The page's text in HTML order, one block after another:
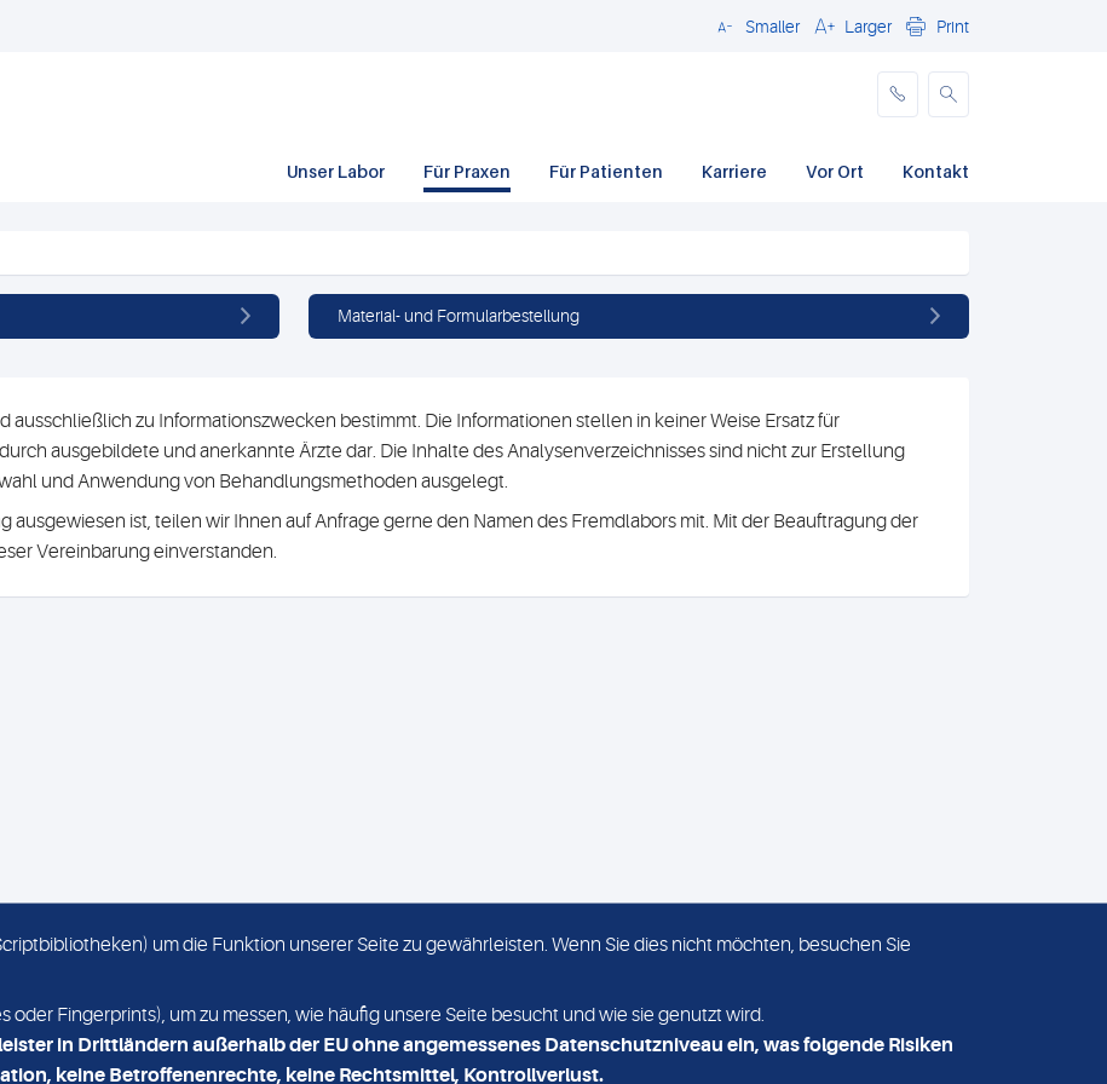
SchließenSmaller Larger Print
Unser Labor Für Praxen Für Patienten Karriere Vor Ort Kontakt
Material- und Formularbestellung
ausschließlich zu Informationszwecken bestimmt. Die Informationen stellen in keiner Weise Ersatz für
ausgebildete und anerkannte Ärzte dar. Die Inhalte des Analysenverzeichnisses sind nicht zur Erstellung
und Anwendung von Behandlungsmethoden ausgelegt.
ausgewiesen ist, teilen wir Ihnen auf Anfrage gerne den Namen des Fremdlabors mit. Mit der Beauftragung der
Vereinbarung einverstanden.
MVZ Medizinisches Labor
Nord MLN GmbH
um die Funktion unserer Seite zu gewährleisten. Wenn Sie dies nicht möchten, besuchen Sie
oder Fingerprints), um zu messen, wie häufig unsere Seite besucht und wie sie genutzt wird.
in Drittländern außerhalb der EU ohne angemessenes Datenschutzniveau ein, was folgende Risiken
keine Betroffenenrechte, keine Rechtsmittel, Kontrollverlust.